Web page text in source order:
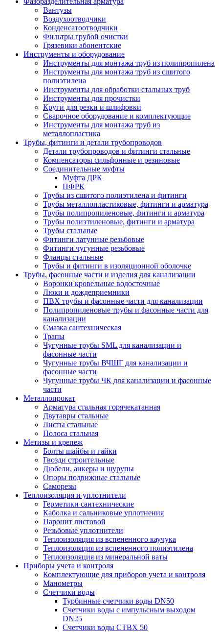
Вантузы
Воздухоотводчики
Конденсатоотводчики
Фильтры грубой очистки
Грязевики абонентские
Инструменты и оборудование
Инструменты для монтажа труб из полипропилена
Инструменты для монтажа труб из сшитого
полиэтилена
Инструменты для обработки стальных труб
Инструменты для прочистки
Круги для резки и шлифовки
Сварочное оборудование и комплектующие
Инструменты для монтажа труб из
металлопластика
Трубы, фитинги и детали трубопроводов
Детали трубопроводов и фитинги стальные
Компенсаторы сильфонные и резиновые
Соединительные муфты
Муфта ДРК
ПФРК
Трубы из сшитого полиэтилена и фитинги
Трубы металлопластиковые, фитинги и арматура
Трубы полипропиленовые, фитинги и арматура
Трубы полиэтиленовые, фитинги и арматура
Трубы стальные
Фитинги латунные резьбовые
Фитинги чугунные резьбовые
Фланцы стальные
Трубы и фитинги в изоляционной оболочке
Трубы, фасонные части и изделия для канализации
Воронки кровельные водосточные
Люки и дождеприемники
ПВХ трубы и фасонные части для канализации
Полипропиленовые трубы и фасонные части для
канализации
Смазка сантехническая
Трапы
Чугунные трубы SML для канализации и
фасонные части
Чугунные трубы ВЧШГ для канализации и
фасонные части
Чугунные трубы ЧК для канализации и фасонные
части
Металлопрокат
Арматура стальная горячекатанная
Двутавры стальные
Листы стальные
Полоса стальная
Метизы и крепеж
Болты шайбы и гайки
Гвозди строительные
Дюбели, анкеры и шурупы
Опоры подвижные стальные
Саморезы
Теплоизоляция и уплотнители
Герметики сантехнические
Каболка и сальниковые уплотнения
Паронит листовой
Резьбовые уплотнители
Теплоизоляция из вспененного каучука
Теплоизоляция из вспененного полиэтилена
Теплоизоляция из минеральной ваты
Приборы учета и контроля
Комплектующие для приборов учета и контроля
Манометры
Счетчики воды
Турбинные счетчики воды DN50
Счетчики воды с импульсным выходом
DN25
Счетчики воды СТВХ 50